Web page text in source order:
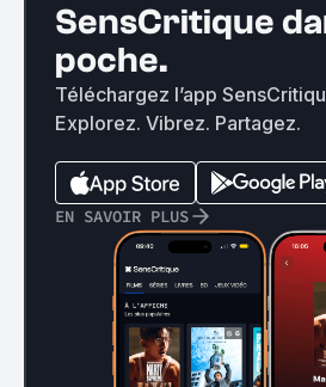
SensCritique
poche.
Téléchargez l’app
Explorez. Vibrez. Partagez.
EN SAVOIR PLUS